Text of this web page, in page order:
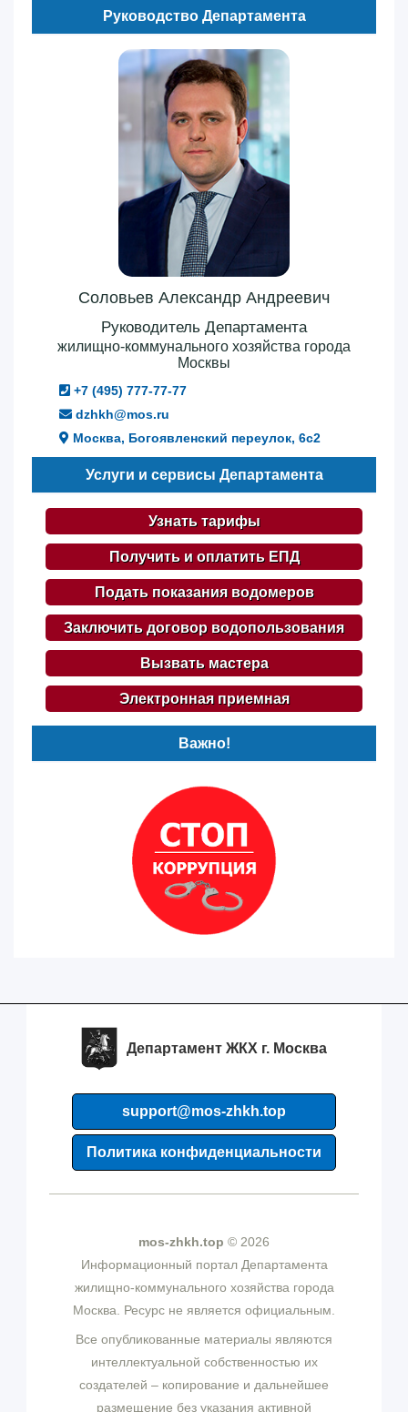
Руководство Департамента
Соловьев Александр Андреевич
Руководитель Департамента
жилищно-коммунального хозяйства города
Москвы
+7 (495) 777-77-77
dzhkh@mos.ru
Москва, Богоявленский переулок, 6с2
Услуги и сервисы Департамента
Узнать тарифы
Получить и оплатить ЕПД
Подать показания водомеров
Заключить договор водопользования
Вызвать мастера
Электронная приемная
Важно!
Департамент ЖКХ г. Москва
support@mos-zhkh.top
Политика конфиденциальности
mos-zhkh.top © 2026
Информационный портал Департамента
жилищно-коммунального хозяйства города
Москва. Ресурс не является официальным.
Все опубликованные материалы являются
интеллектуальной собственностью их
создателей – копирование и дальнейшее
размещение без указания активной